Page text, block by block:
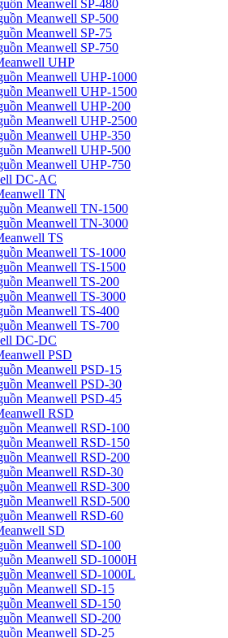
Meanwell SP-480
Meanwell SP-500
Meanwell SP-75
Meanwell SP-750
UHP
Meanwell UHP-1000
Meanwell UHP-1500
Meanwell UHP-200
Meanwell UHP-2500
Meanwell UHP-350
Meanwell UHP-500
Meanwell UHP-750
DC-AC
TN
Meanwell TN-1500
Meanwell TN-3000
TS
Meanwell TS-1000
Meanwell TS-1500
Meanwell TS-200
Meanwell TS-3000
Meanwell TS-400
Meanwell TS-700
DC-DC
PSD
Meanwell PSD-15
Meanwell PSD-30
Meanwell PSD-45
RSD
Meanwell RSD-100
Meanwell RSD-150
Meanwell RSD-200
Meanwell RSD-30
Meanwell RSD-300
Meanwell RSD-500
Meanwell RSD-60
SD
Meanwell SD-100
Meanwell SD-1000H
Meanwell SD-1000L
Meanwell SD-15
Meanwell SD-150
Meanwell SD-200
Meanwell SD-25